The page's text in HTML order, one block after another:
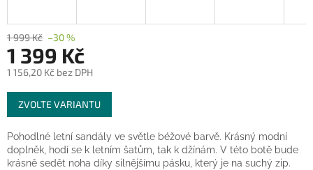
1 999 Kč –30 %
1 399 Kč
1 156,20 Kč bez DPH
Měrná
cena:
ZVOLTE VARIANTU
Pohodlné letní sandály ve světle béžové barvě. Krásný modní
doplněk, hodí se k letním šatům, tak k džínám. V této botě bude
krásně sedět noha díky silnějšímu pásku, který je na suchý zip.